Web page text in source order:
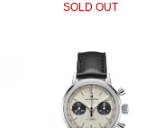
SOLD OUT